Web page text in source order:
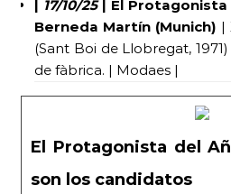
| 17/10/25| El Protagonista
Berneda Martín (Munich) |
(Sant Boi de Llobregat,
de fàbrica. | Modaes |
El Protagonista del
son los candidatos